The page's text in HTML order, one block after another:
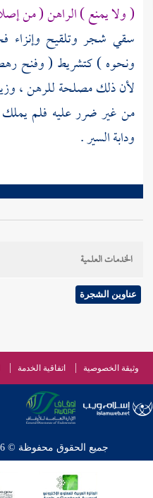
( ولا يمنع ) الراهن ( من
سقي شجر وتلقيح وإنزاء
ونحوه ) كتشريط ( وفنح
لأن ذلك مصلحة للرهن ،
من غير ضرر عليه فلم يملك
ودابة السير .
الخدمات العلمية
عناوين الشجرة
وثيقة الخصوصية اتفاقية الخدمة
جميع الحقوق محفوظة © 2026 - 1998 لشبكة إسلام ويب